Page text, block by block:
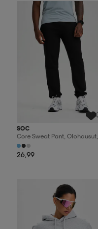
Valitse 2, maksa 44,99€
SOC
Core Sweat Pant, Olohousut,
Miesten
26,99
Valitse 2, maksa 44,99€